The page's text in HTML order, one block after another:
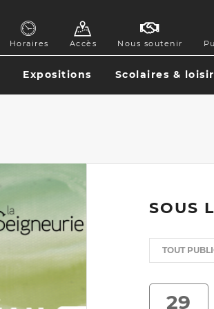
Horaires Accès Nous soutenir
Expositions Scolaires &
SOUS
TOUT
29